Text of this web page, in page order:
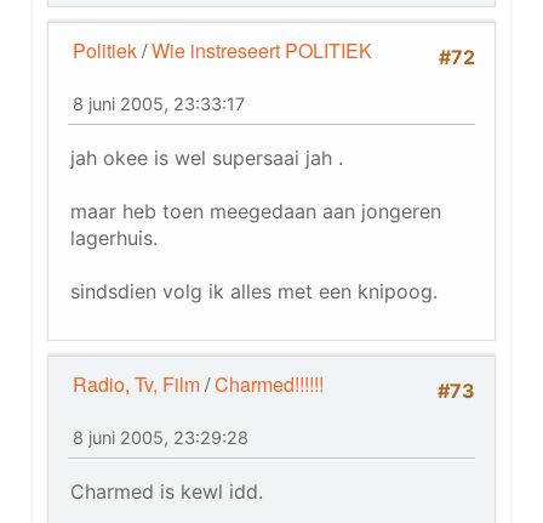
#72
Politiek/Wie instreseert POLITIEK
8 juni 2005, 23:33:17
jah okee is wel supersaai jah .
maar heb toen meegedaan aan jongeren
lagerhuis.
sindsdien volg ik alles met een knipoog.
#73
Radio, Tv, Film/Charmed!!!!!!
8 juni 2005, 23:29:28
Charmed is kewl idd.